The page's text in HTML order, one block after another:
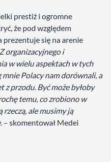
prestiż i ogromne
że pod względem
się na arenie
Z organizacyjnego i
w wielu aspektach w tych
Polacy nam dorównali, a
z przodu. Być może byłoby
temu, co zrobiono w
ale musimy ją
– skomentował Medei